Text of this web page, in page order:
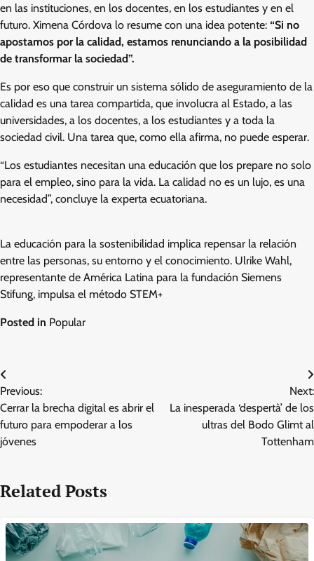
en las instituciones, en los docentes, en los estudiantes y en el
futuro. Ximena Córdova lo resume con una idea potente: “Si no
apostamos por la calidad, estamos renunciando a la posibilidad
de transformar la sociedad”.
Es por eso que construir un sistema sólido de aseguramiento de la
calidad es una tarea compartida, que involucra al Estado, a las
universidades, a los docentes, a los estudiantes y a toda la
sociedad civil. Una tarea que, como ella afirma, no puede esperar.
“Los estudiantes necesitan una educación que los prepare no solo
para el empleo, sino para la vida. La calidad no es un lujo, es una
necesidad”, concluye la experta ecuatoriana.
La educación para la sostenibilidad implica repensar la relación
entre las personas, su entorno y el conocimiento. Ulrike Wahl,
representante de América Latina para la fundación Siemens
Stifung, impulsa el método STEM+
Posted in Popular
Post
navigation
Previous:
Cerrar la brecha digital es abrir el
futuro para empoderar a los
jóvenes
Next:
La inesperada ‘despertà’ de los
ultras del Bodo Glimt al
Tottenham
Related Posts